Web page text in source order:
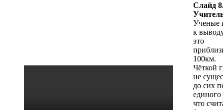
Слайд
Ученые
к
это
100км.
Чёткой
не
до сих
что